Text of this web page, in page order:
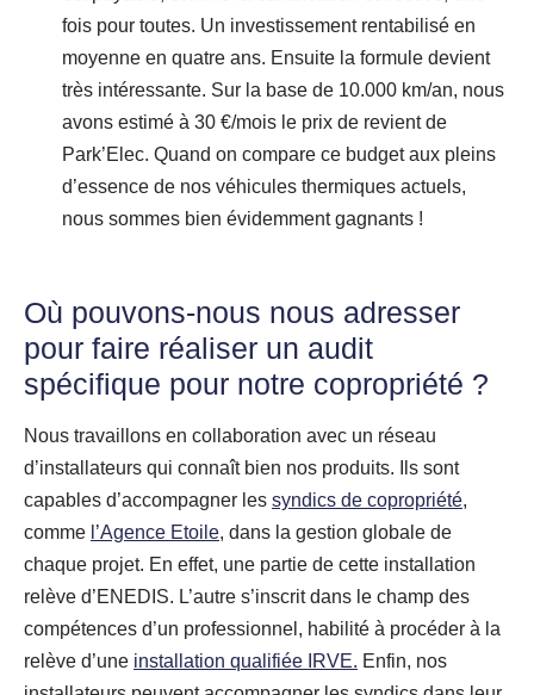
fois pour toutes. Un investissement rentabilisé en
moyenne en quatre ans. Ensuite la formule devient
très intéressante. Sur la base de 10.000 km/an, nous
avons estimé à 30 €/mois le prix de revient de
Park’Elec. Quand on compare ce budget aux pleins
d’essence de nos véhicules thermiques actuels,
nous sommes bien évidemment gagnants !
Où pouvons-nous nous adresser
pour faire réaliser un audit
spécifique pour notre copropriété ?
Nous travaillons en collaboration avec un réseau
d’installateurs qui connaît bien nos produits. Ils sont
capables d’accompagner les syndics de copropriété,
comme l’Agence Etoile, dans la gestion globale de
chaque projet. En effet, une partie de cette installation
relève d’ENEDIS. L’autre s’inscrit dans le champ des
compétences d’un professionnel, habilité à procéder à la
relève d’une installation qualifiée IRVE. Enfin, nos